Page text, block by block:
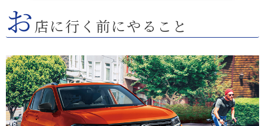
お 店に行く前にやること